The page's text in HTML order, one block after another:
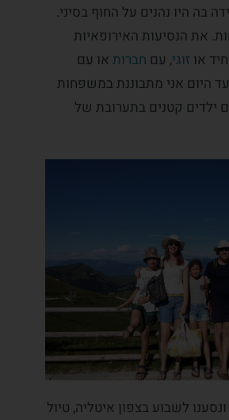
בה היו נהנים על החוף בסיני.
את הנסיעות האירופאיות
או זוגי, עם חברות או עם
היום אני מתבוננת במשפחות
ילדים קטנים בתערובת של
לשבוע בצפון איטליה, טיול